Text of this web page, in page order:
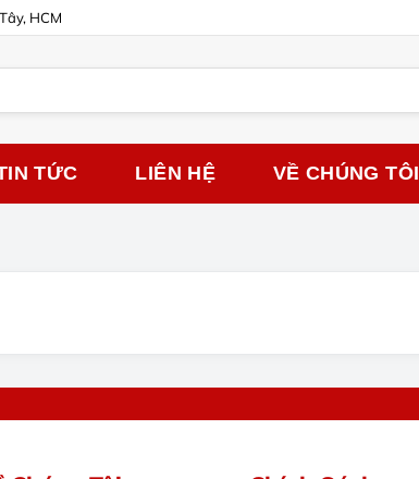
HCM
TỨC LIÊN HỆ VỀ CHÚNG TÔI